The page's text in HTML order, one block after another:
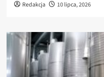
Redakcja 10 lipca, 2026